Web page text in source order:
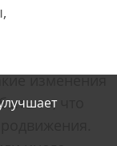
изменения
то, что